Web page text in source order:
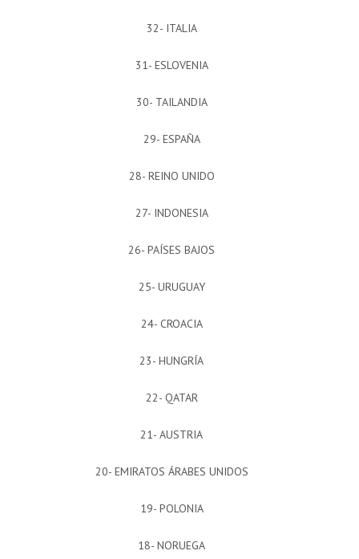
32- ITALIA
31- ESLOVENIA
30- TAILANDIA
29- ESPAÑA
28- REINO UNIDO
27- INDONESIA
26- PAÍSES BAJOS
25- URUGUAY
24- CROACIA
23- HUNGRÍA
22- QATAR
21- AUSTRIA
20- EMIRATOS ÁRABES UNIDOS
19- POLONIA
18- NORUEGA